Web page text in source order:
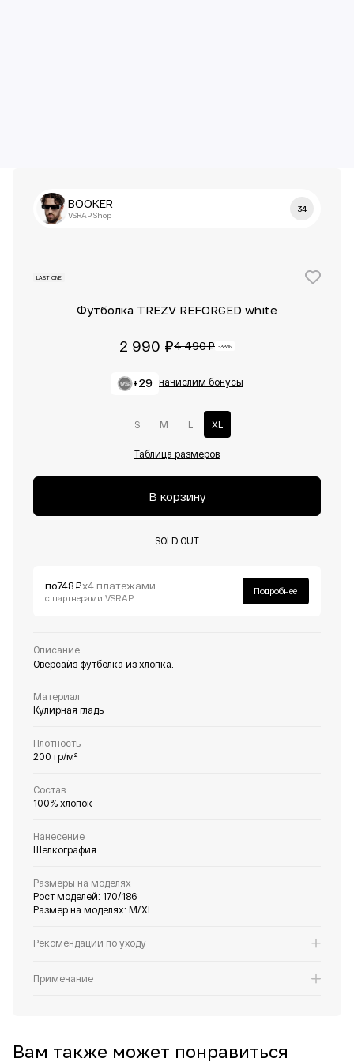
BOOKER
VSRAP Shop
34
LAST ONE
Футболка TREZV REFORGED white
2 990 ₽4 490 ₽ -33%
+29 начислим бонусы
S M L XL
Таблица размеров
В корзину
SOLD OUT
по 748 ₽х4 платежами
с партнерами VSRAP
Подробнее
Описание
Оверсайз футболка из хлопка.
Материал
Кулирная гладь
Плотность
200 гр/м²
Состав
100% хлопок
Нанесение
Шелкография
Размеры на моделях
Рост моделей: 170/186
Размер на моделях: M/XL
Рекомендации по уходу
Примечание
Вам также может понравиться